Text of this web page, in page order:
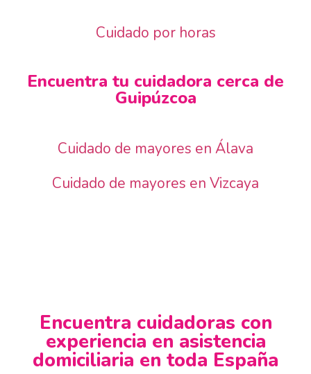
Cuidado por horas
Encuentra tu cuidadora cerca de
Guipúzcoa
Cuidado de mayores en Álava
Cuidado de mayores en Vizcaya
Encuentra cuidadoras con
experiencia en asistencia
domiciliaria en toda España